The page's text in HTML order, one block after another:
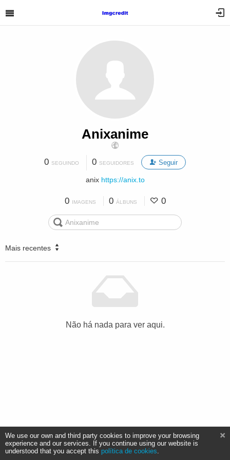
Anixanime
0 SEGUINDO 0 SEGUIDORES Seguir
anix https://anix.to
0 IMAGENS 0 ÁLBUNS 0
Mais recentes
Não há nada para ver aqui.
We use our own and third party cookies to improve your browsing
experience and our services. If you continue using our website is
understood that you accept this política de cookies.